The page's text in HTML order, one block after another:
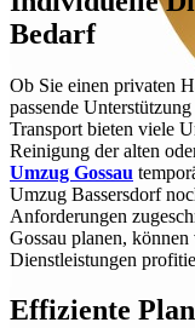
Bedarf
Ob Sie einen privaten
passende
Transport bieten viele
Reinigung der alten
Umzug Gossau
Umzug Bassersdorf
Anforderungen
Gossau planen,
Dienstleistungen
Effiziente